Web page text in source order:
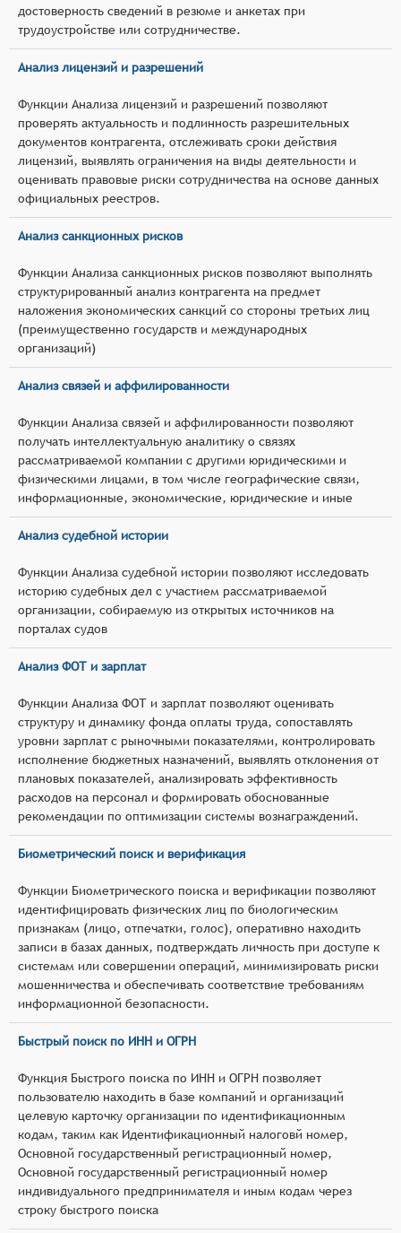
достоверность сведений в резюме и анкетах при
трудоустройстве или сотрудничестве.
Анализ лицензий и разрешений
Функции Анализа лицензий и разрешений позволяют
проверять актуальность и подлинность разрешительных
документов контрагента, отслеживать сроки действия
лицензий, выявлять ограничения на виды деятельности и
оценивать правовые риски сотрудничества на основе данных
официальных реестров.
Анализ санкционных рисков
Функции Анализа санкционных рисков позволяют выполнять
структурированный анализ контрагента на предмет
наложения экономических санкций со стороны третьих лиц
(преимущественно государств и международных
организаций)
Анализ связей и аффилированности
Функции Анализа связей и аффилированности позволяют
получать интеллектуальную аналитику о связях
рассматриваемой компании с другими юридическими и
физическими лицами, в том числе географические связи,
информационные, экономические, юридические и иные
Анализ судебной истории
Функции Анализа судебной истории позволяют исследовать
историю судебных дел с участием рассматриваемой
организации, собираемую из открытых источников на
порталах судов
Анализ ФОТ и зарплат
Функции Анализа ФОТ и зарплат позволяют оценивать
структуру и динамику фонда оплаты труда, сопоставлять
уровни зарплат с рыночными показателями, контролировать
исполнение бюджетных назначений, выявлять отклонения от
плановых показателей, анализировать эффективность
расходов на персонал и формировать обоснованные
рекомендации по оптимизации системы вознаграждений.
Биометрический поиск и верификация
Функции Биометрического поиска и верификации позволяют
идентифицировать физических лиц по биологическим
признакам (лицо, отпечатки, голос), оперативно находить
записи в базах данных, подтверждать личность при доступе к
системам или совершении операций, минимизировать риски
мошенничества и обеспечивать соответствие требованиям
информационной безопасности.
Быстрый поиск по ИНН и ОГРН
Функция Быстрого поиска по ИНН и ОГРН позволяет
пользователю находить в базе компаний и организаций
целевую карточку организации по идентификационным
кодам, таким как Идентификационный налоговй номер,
Основной государственный регистрационный номер,
Основной государственный регистрационный номер
индивидуального предпринимателя и иным кодам через
строку быстрого поиска